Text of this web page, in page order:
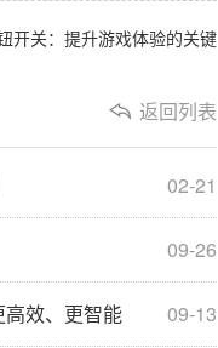
开关：提升游戏体验的关键
返回列表
02-21
09-26
09-13
效、更智能